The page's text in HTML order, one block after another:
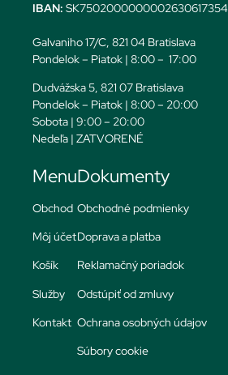
IBAN: SK7502000000002630617354
Galvaniho 17/C, 821 04 Bratislava
Pondelok – Piatok | 8:00 – 17:00
Dudvážska 5, 821 07 Bratislava
Pondelok – Piatok | 8:00 – 20:00
Sobota | 9:00 – 20:00
Nedeľa | ZATVORENÉ
Menu
Obchod
Môj účet
Košík
Služby
Kontakt
Dokumenty
Obchodné podmienky
Doprava a platba
Reklamačný poriadok
Odstúpiť od zmluvy
Ochrana osobných údajov
Súbory cookie